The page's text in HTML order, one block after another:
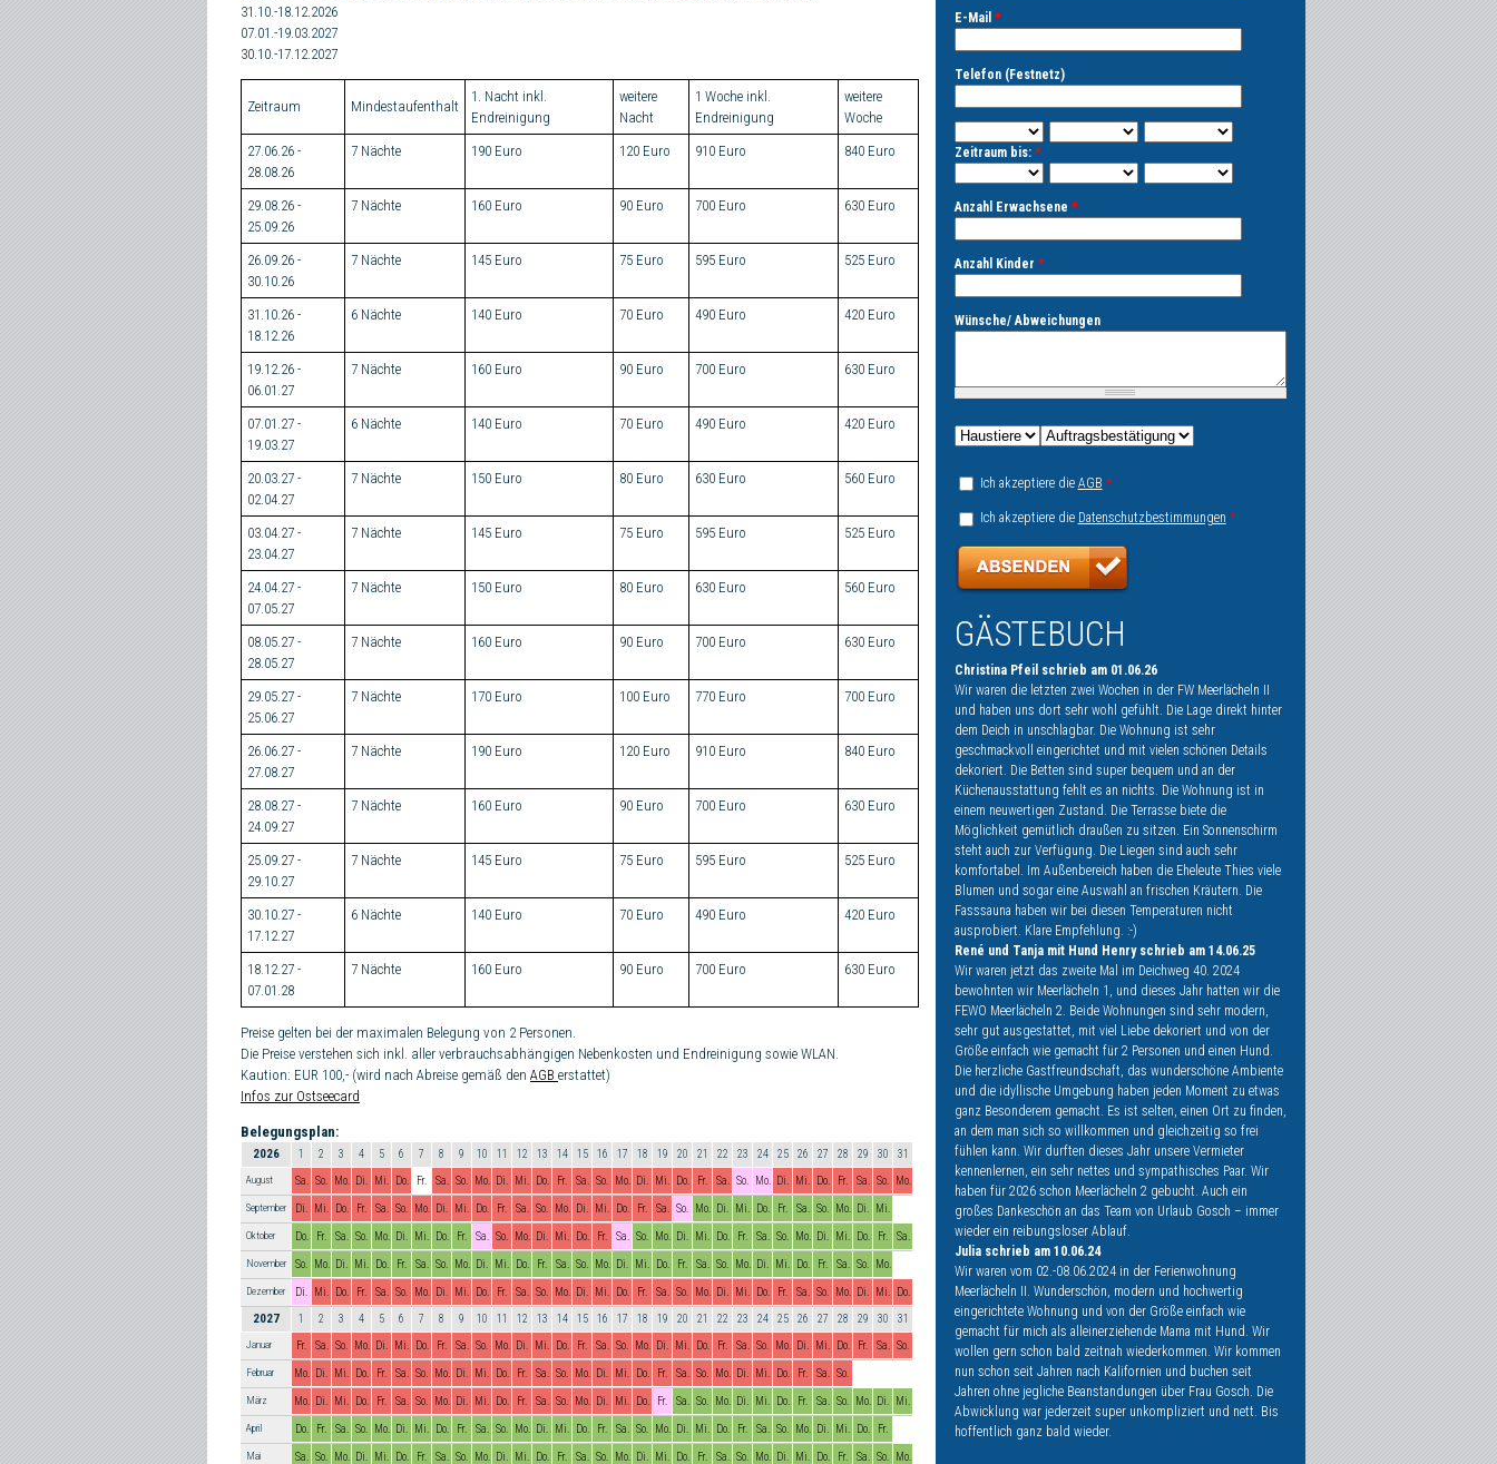
31.10.-18.12.2026
07.01.-19.03.2027
30.10.-17.12.2027
Zeitraum Mindestaufenthalt
1. Nacht inkl.
Endreinigung
weitere
Nacht
1 Woche inkl.
Endreinigung
weitere
Woche
27.06.26 -
28.08.26
7 Nächte 190 Euro 120 Euro 910 Euro 840 Euro
29.08.26 -
25.09.26
7 Nächte 160 Euro 90 Euro 700 Euro 630 Euro
26.09.26 -
30.10.26
7 Nächte 145 Euro 75 Euro 595 Euro 525 Euro
31.10.26 -
18.12.26
6 Nächte 140 Euro 70 Euro 490 Euro 420 Euro
19.12.26 -
06.01.27
7 Nächte 160 Euro 90 Euro 700 Euro 630 Euro
07.01.27 -
19.03.27
6 Nächte 140 Euro 70 Euro 490 Euro 420 Euro
20.03.27 -
02.04.27
7 Nächte 150 Euro 80 Euro 630 Euro 560 Euro
03.04.27 -
23.04.27
7 Nächte 145 Euro 75 Euro 595 Euro 525 Euro
24.04.27 -
07.05.27
7 Nächte 150 Euro 80 Euro 630 Euro 560 Euro
08.05.27 -
28.05.27
7 Nächte 160 Euro 90 Euro 700 Euro 630 Euro
29.05.27 -
25.06.27
7 Nächte 170 Euro 100 Euro 770 Euro 700 Euro
26.06.27 -
27.08.27
7 Nächte 190 Euro 120 Euro 910 Euro 840 Euro
28.08.27 -
24.09.27
7 Nächte 160 Euro 90 Euro 700 Euro 630 Euro
25.09.27 -
29.10.27
7 Nächte 145 Euro 75 Euro 595 Euro 525 Euro
30.10.27 -
17.12.27
6 Nächte 140 Euro 70 Euro 490 Euro 420 Euro
18.12.27 -
07.01.28
7 Nächte 160 Euro 90 Euro 700 Euro 630 Euro
Preise gelten bei der maximalen Belegung von 2 Personen.
Die Preise verstehen sich inkl. aller verbrauchsabhängigen Nebenkosten und Endreinigung sowie WLAN.
Kaution: EUR 100,- (wird nach Abreise gemäß den AGB erstattet)
Infos zur Ostseecard
Belegungsplan:
2026 1 2 3 4 5 6 7 8 9 10 11 12 13 14 15 16 17 18 19 20 21 22 23 24 25 26 27 28 29 30 31
August Sa. So. Mo. Di. Mi. Do. Fr. Sa. So. Mo. Di. Mi. Do. Fr. Sa. So. Mo. Di. Mi. Do. Fr. Sa. So. Mo. Di. Mi. Do. Fr. Sa. So. Mo.
September Di. Mi. Do. Fr. Sa. So. Mo. Di. Mi. Do. Fr. Sa. So. Mo. Di. Mi. Do. Fr. Sa. So. Mo. Di. Mi. Do. Fr. Sa. So. Mo. Di. Mi.
Oktober Do. Fr. Sa. So. Mo. Di. Mi. Do. Fr. Sa. So. Mo. Di. Mi. Do. Fr. Sa. So. Mo. Di. Mi. Do. Fr. Sa. So. Mo. Di. Mi. Do. Fr. Sa.
November So. Mo. Di. Mi. Do. Fr. Sa. So. Mo. Di. Mi. Do. Fr. Sa. So. Mo. Di. Mi. Do. Fr. Sa. So. Mo. Di. Mi. Do. Fr. Sa. So. Mo.
Dezember Di. Mi. Do. Fr. Sa. So. Mo. Di. Mi. Do. Fr. Sa. So. Mo. Di. Mi. Do. Fr. Sa. So. Mo. Di. Mi. Do. Fr. Sa. So. Mo. Di. Mi. Do.
2027 1 2 3 4 5 6 7 8 9 10 11 12 13 14 15 16 17 18 19 20 21 22 23 24 25 26 27 28 29 30 31
Januar Fr. Sa. So. Mo. Di. Mi. Do. Fr. Sa. So. Mo. Di. Mi. Do. Fr. Sa. So. Mo. Di. Mi. Do. Fr. Sa. So. Mo. Di. Mi. Do. Fr. Sa. So.
Februar Mo. Di. Mi. Do. Fr. Sa. So. Mo. Di. Mi. Do. Fr. Sa. So. Mo. Di. Mi. Do. Fr. Sa. So. Mo. Di. Mi. Do. Fr. Sa. So.
März Mo. Di. Mi. Do. Fr. Sa. So. Mo. Di. Mi. Do. Fr. Sa. So. Mo. Di. Mi. Do. Fr. Sa. So. Mo. Di. Mi. Do. Fr. Sa. So. Mo. Di. Mi.
April Do. Fr. Sa. So. Mo. Di. Mi. Do. Fr. Sa. So. Mo. Di. Mi. Do. Fr. Sa. So. Mo. Di. Mi. Do. Fr. Sa. So. Mo. Di. Mi. Do. Fr.
Mai Sa. So. Mo. Di. Mi. Do. Fr. Sa. So. Mo. Di. Mi. Do. Fr. Sa. So. Mo. Di. Mi. Do. Fr. Sa. So. Mo. Di. Mi. Do. Fr. Sa. So. Mo.
E-Mail *
Telefon (Festnetz)
Zeitraum bis: *
Anzahl Erwachsene *
Anzahl Kinder *
Wünsche/ Abweichungen
Ich akzeptiere die AGB *
Ich akzeptiere die Datenschutzbestimmungen *
GÄSTEBUCH
Christina Pfeil schrieb am 01.06.26
Wir waren die letzten zwei Wochen in der FW Meerlächeln II
und haben uns dort sehr wohl gefühlt. Die Lage direkt hinter
dem Deich in unschlagbar. Die Wohnung ist sehr
geschmackvoll eingerichtet und mit vielen schönen Details
dekoriert. Die Betten sind super bequem und an der
Küchenausstattung fehlt es an nichts. Die Wohnung ist in
einem neuwertigen Zustand. Die Terrasse biete die
Möglichkeit gemütlich draußen zu sitzen. Ein Sonnenschirm
steht auch zur Verfügung. Die Liegen sind auch sehr
komfortabel. Im Außenbereich haben die Eheleute Thies viele
Blumen und sogar eine Auswahl an frischen Kräutern. Die
Fasssauna haben wir bei diesen Temperaturen nicht
ausprobiert. Klare Empfehlung. :-)
René und Tanja mit Hund Henry schrieb am 14.06.25
Wir waren jetzt das zweite Mal im Deichweg 40. 2024
bewohnten wir Meerlächeln 1, und dieses Jahr hatten wir die
FEWO Meerlächeln 2. Beide Wohnungen sind sehr modern,
sehr gut ausgestattet, mit viel Liebe dekoriert und von der
Größe einfach wie gemacht für 2 Personen und einen Hund.
Die herzliche Gastfreundschaft, das wunderschöne Ambiente
und die idyllische Umgebung haben jeden Moment zu etwas
ganz Besonderem gemacht. Es ist selten, einen Ort zu finden,
an dem man sich so willkommen und gleichzeitig so frei
fühlen kann. Wir durften dieses Jahr unsere Vermieter
kennenlernen, ein sehr nettes und sympathisches Paar. Wir
haben für 2026 schon Meerlächeln 2 gebucht. Auch ein
großes Dankeschön an das Team von Urlaub Gosch – immer
wieder ein reibungsloser Ablauf.
Julia schrieb am 10.06.24
Wir waren vom 02.-08.06.2024 in der Ferienwohnung
Meerlächeln II. Wunderschön, modern und hochwertig
eingerichtete Wohnung und von der Größe einfach wie
gemacht für mich als alleinerziehende Mama mit Hund. Wir
wollen gern schon bald zeitnah wiederkommen. Wir kommen
nun schon seit Jahren nach Kalifornien und buchen seit
Jahren ohne jegliche Beanstandungen über Frau Gosch. Die
Abwicklung war jederzeit super unkompliziert und nett. Bis
hoffentlich ganz bald wieder.